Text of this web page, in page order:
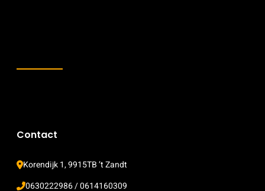
Contact
Korendijk 1, 9915TB ’t Zandt
0630222986 / 0614160309